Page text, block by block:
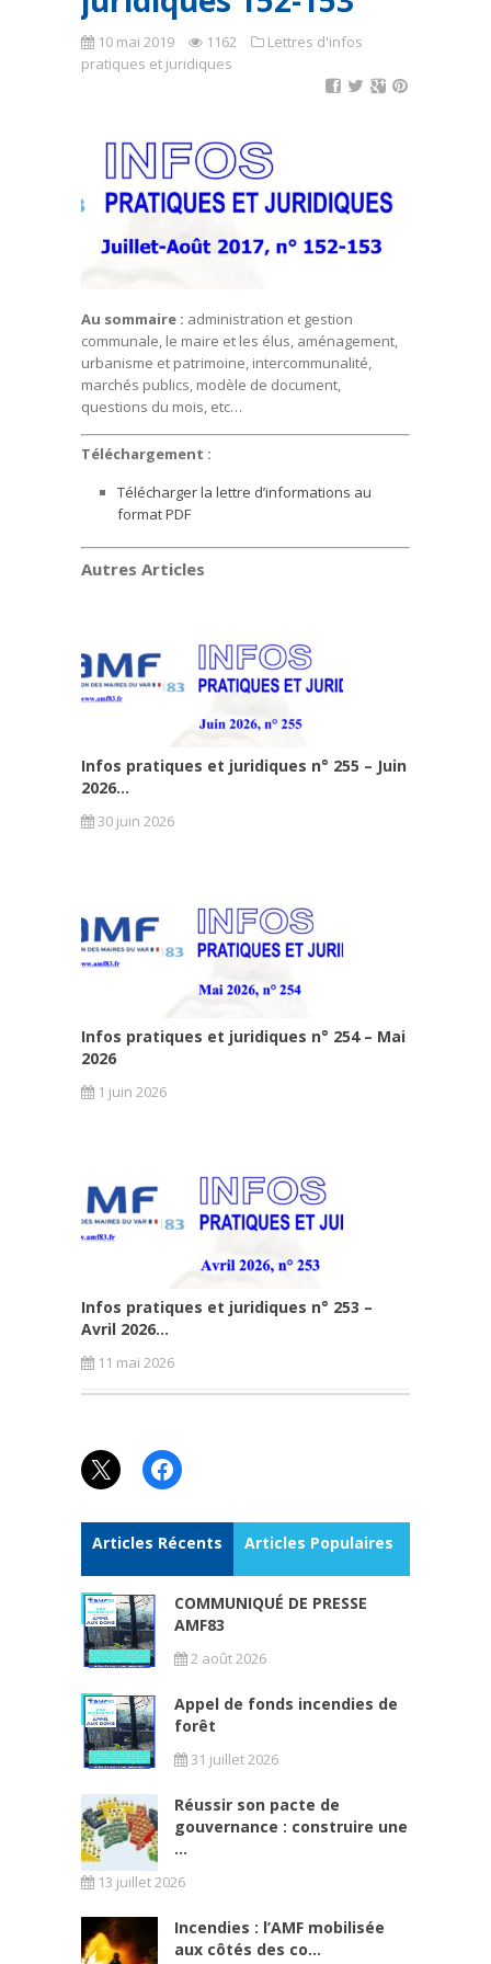
10 mai 2019 1162
Lettres d'infos
pratiques et juridiques
Au sommaire : administration et gestion
communale, le maire et les élus, aménagement,
urbanisme et patrimoine, intercommunalité,
marchés publics, modèle de document,
questions du mois, etc…
Téléchargement :
Télécharger la lettre d’informations au
format PDF
Autres Articles
Infos pratiques et juridiques n° 255 – Juin
2026...
30 juin 2026
Infos pratiques et juridiques n° 254 – Mai
2026
1 juin 2026
Infos pratiques et juridiques n° 253 –
Avril 2026...
11 mai 2026
X Facebook
Articles Récents Articles Populaires
COMMUNIQUÉ DE PRESSE
AMF83
2 août 2026
Appel de fonds incendies de
forêt
31 juillet 2026
Réussir son pacte de
gouvernance : construire une
...
13 juillet 2026
Incendies : l’AMF mobilisée
aux côtés des co...